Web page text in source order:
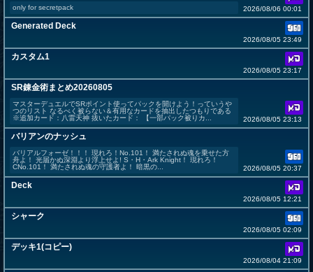
only for secretpack 2026/08/06 00:01
Generated Deck
2026/08/05 23:49
カスタム1
2026/08/05 23:17
SR錬金術まとめ20260805
マスターデュエルでSRポイント使ってパックを開けよう！っていうや
つのリスト なるべく被らない＆有用なカードを抽出したつもりである
※追加カード：八雷天神 抜いたカード： 【一部パック被りカ...
2026/08/05 23:13
バリアンのナッシュ
バリアルフォーゼ！！！ 現れろ！No.101！ 満たされぬ魂を乗せた方
舟よ！ 光届かぬ深淵より浮上せよ! S・H・Ark Knight！ 現れろ！
CNo.101！ 満たされぬ魂の守護者よ！ 暗黒の...
2026/08/05 20:37
Deck
2026/08/05 12:21
シャーク
2026/08/05 02:09
デッキ1(コピー)
2026/08/04 21:09